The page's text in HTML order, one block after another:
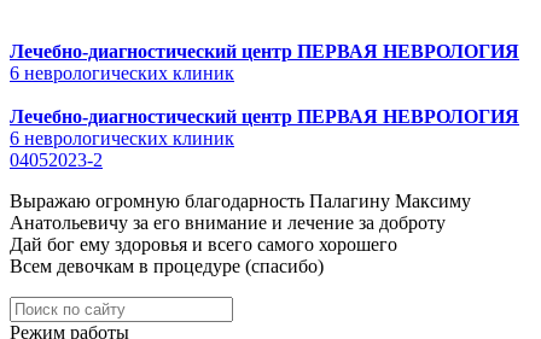
Лечебно-диагностический центр ПЕРВАЯ НЕВРОЛОГИЯ
6 неврологических клиник
Лечебно-диагностический центр ПЕРВАЯ НЕВРОЛОГИЯ
6 неврологических клиник
04052023-2
Выражаю огромную благодарность Палагину Максиму
Анатольевичу за его внимание и лечение за доброту
Дай бог ему здоровья и всего самого хорошего
Всем девочкам в процедуре (спасибо)
Режим работы